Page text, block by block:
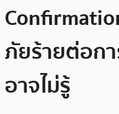
ภัยร้ายต่อก
อาจไม่รู้